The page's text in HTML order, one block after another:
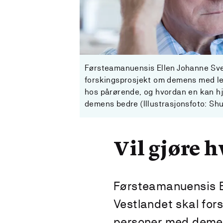
Førsteamanuensis Ellen Johanne
forskingsprosjekt om demens med
hos pårørende, og hvordan en kan
demens bedre (Illustrasjonsfoto:
Vil gjøre
Førsteamanuensis
Vestlandet skal